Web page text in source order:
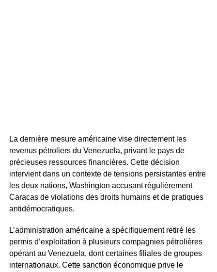
La dernière mesure américaine vise directement les
revenus pétroliers du Venezuela, privant le pays de
précieuses ressources financières. Cette décision
intervient dans un contexte de tensions persistantes entre
les deux nations, Washington accusant régulièrement
Caracas de violations des droits humains et de pratiques
antidémocratiques.
L’administration américaine a spécifiquement retiré les
permis d’exploitation à plusieurs compagnies pétrolières
opérant au Venezuela, dont certaines filiales de groupes
internationaux. Cette sanction économique prive le